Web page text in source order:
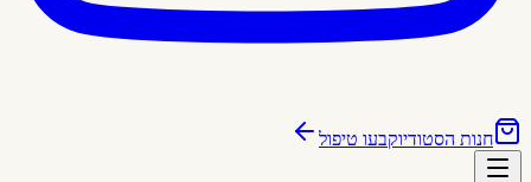
חנות הסטודיוקבעו טיפול